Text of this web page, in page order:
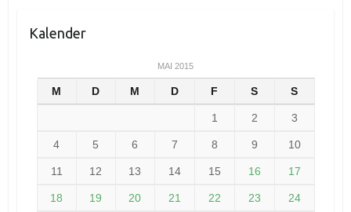
Kalender
MAI 2015
M D M D F S S
1 2 3
4 5 6 7 8 9 10
11 12 13 14 15 16 17
18 19 20 21 22 23 24